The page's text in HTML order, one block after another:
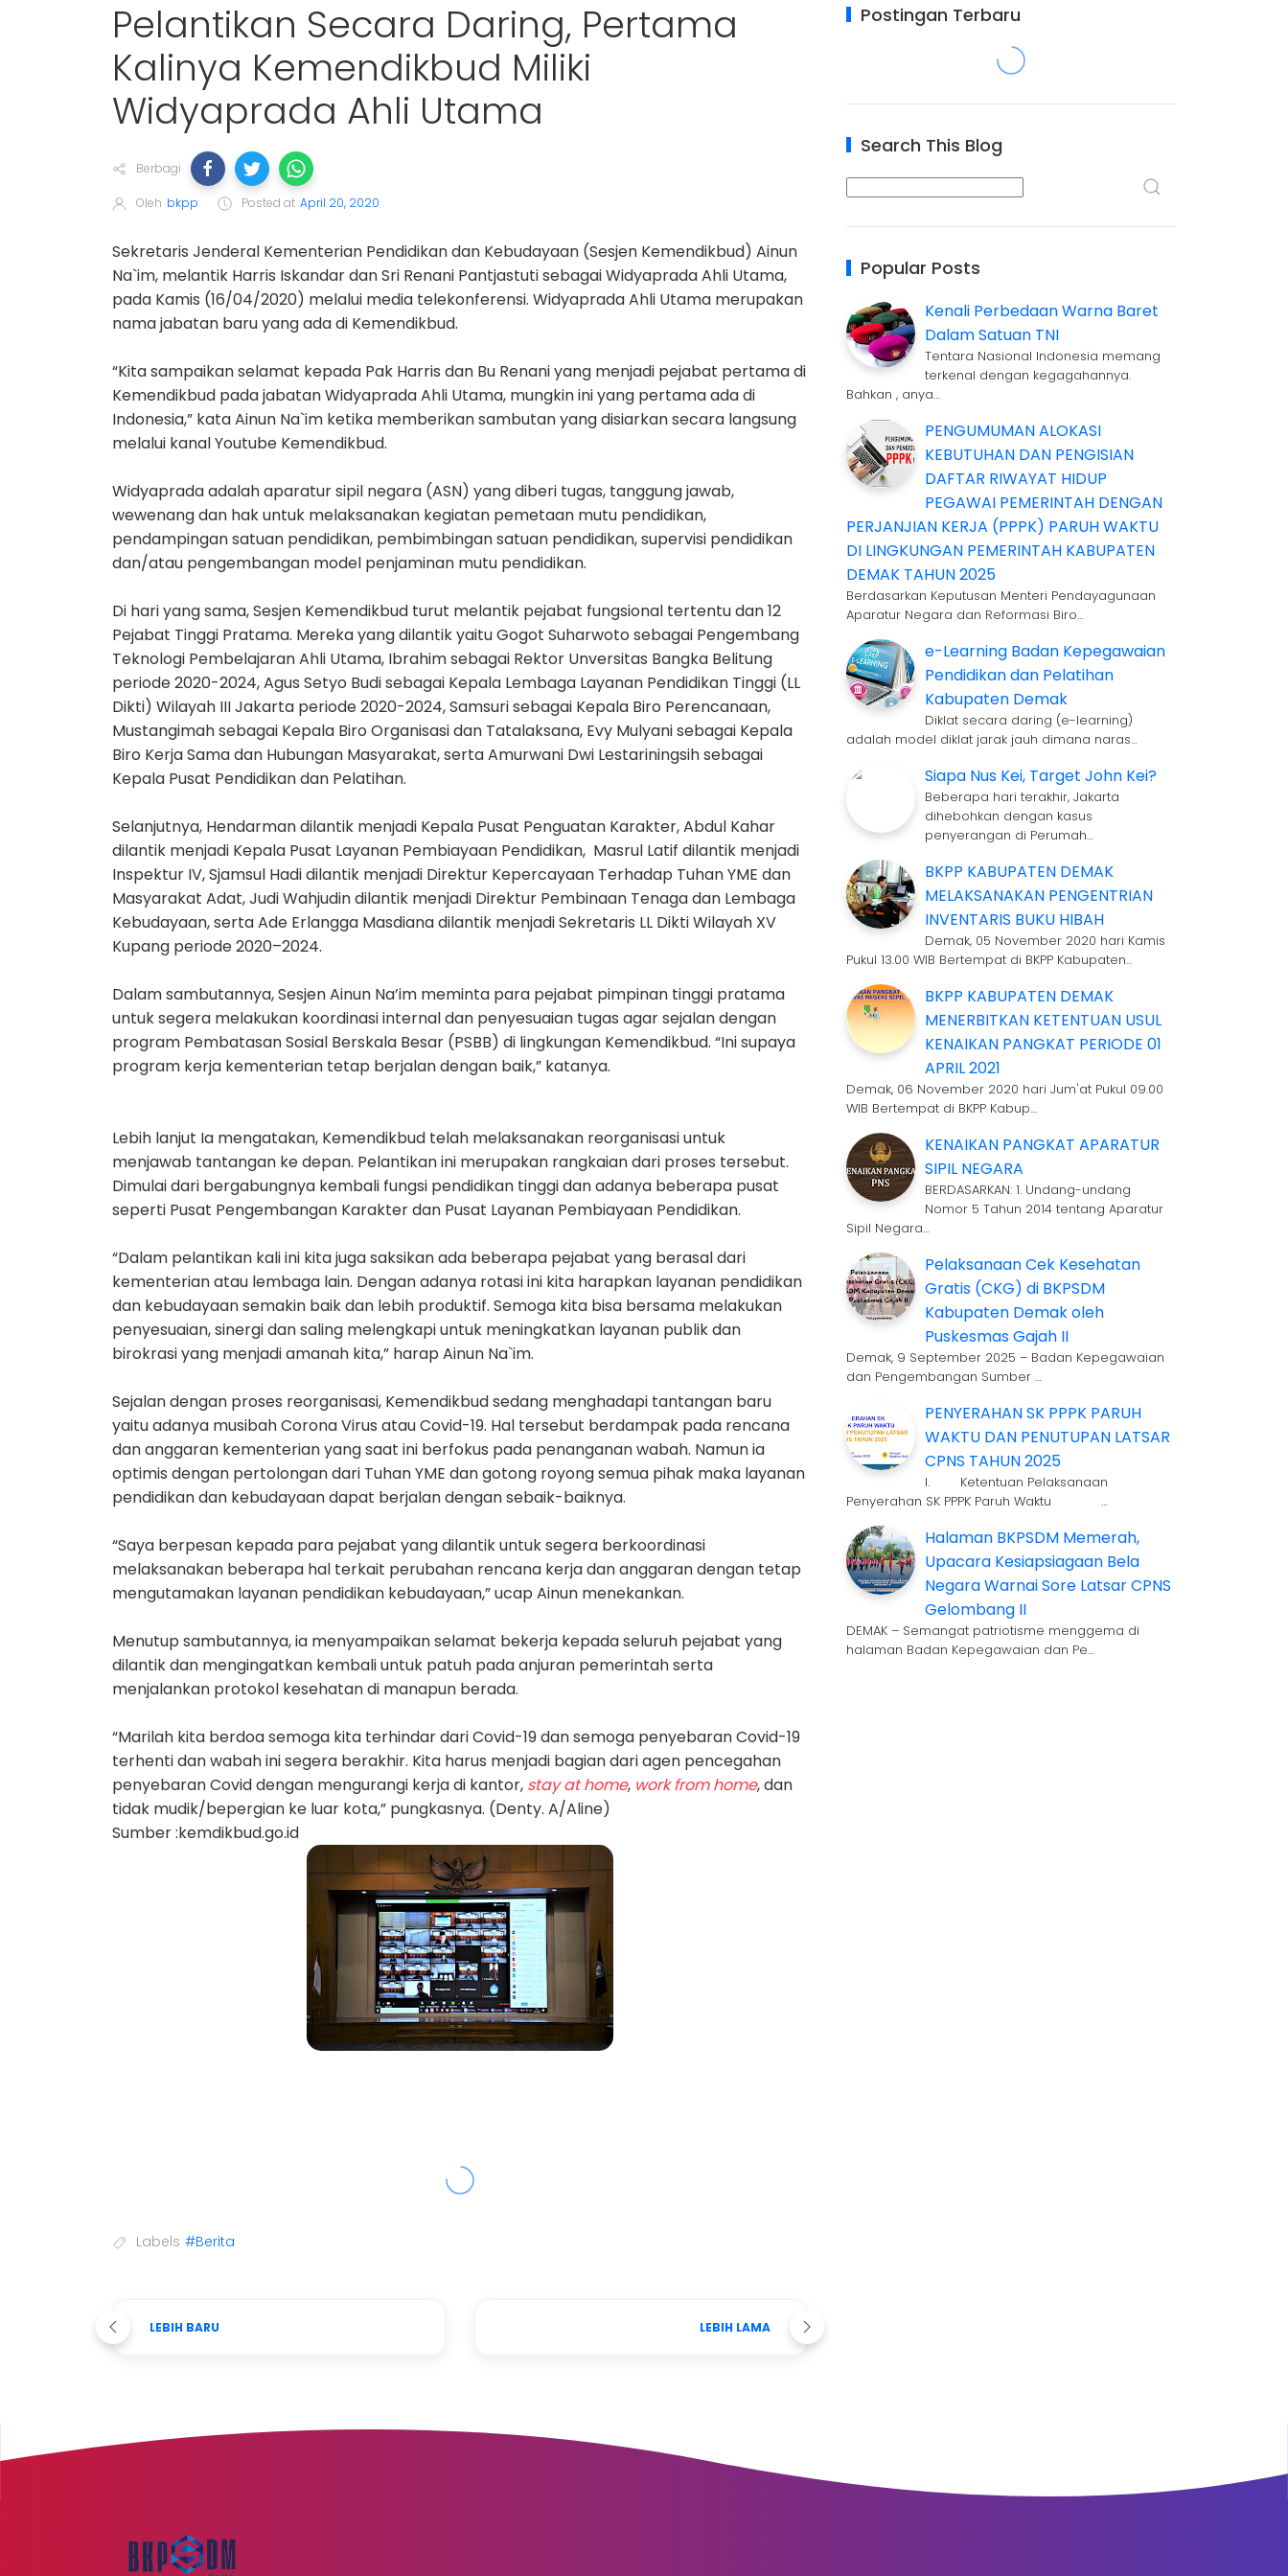
Pelantikan Secara Daring, Pertama
Kalinya Kemendikbud Miliki
Widyaprada Ahli Utama
Berbagi
Oleh bkpp Posted at April 20, 2020
Sekretaris Jenderal Kementerian Pendidikan dan Kebudayaan (Sesjen Kemendikbud) Ainun
Na`im, melantik Harris Iskandar dan Sri Renani Pantjastuti sebagai Widyaprada Ahli Utama,
pada Kamis (16/04/2020) melalui media telekonferensi. Widyaprada Ahli Utama merupakan
nama jabatan baru yang ada di Kemendikbud.
“Kita sampaikan selamat kepada Pak Harris dan Bu Renani yang menjadi pejabat pertama di
Kemendikbud pada jabatan Widyaprada Ahli Utama, mungkin ini yang pertama ada di
Indonesia,” kata Ainun Na`im ketika memberikan sambutan yang disiarkan secara langsung
melalui kanal Youtube Kemendikbud.
Widyaprada adalah aparatur sipil negara (ASN) yang diberi tugas, tanggung jawab,
wewenang dan hak untuk melaksanakan kegiatan pemetaan mutu pendidikan,
pendampingan satuan pendidikan, pembimbingan satuan pendidikan, supervisi pendidikan
dan/atau pengembangan model penjaminan mutu pendidikan.
Di hari yang sama, Sesjen Kemendikbud turut melantik pejabat fungsional tertentu dan 12
Pejabat Tinggi Pratama. Mereka yang dilantik yaitu Gogot Suharwoto sebagai Pengembang
Teknologi Pembelajaran Ahli Utama, Ibrahim sebagai Rektor Unversitas Bangka Belitung
periode 2020-2024, Agus Setyo Budi sebagai Kepala Lembaga Layanan Pendidikan Tinggi (LL
Dikti) Wilayah III Jakarta periode 2020-2024, Samsuri sebagai Kepala Biro Perencanaan,
Mustangimah sebagai Kepala Biro Organisasi dan Tatalaksana, Evy Mulyani sebagai Kepala
Biro Kerja Sama dan Hubungan Masyarakat, serta Amurwani Dwi Lestariningsih sebagai
Kepala Pusat Pendidikan dan Pelatihan.
Selanjutnya, Hendarman dilantik menjadi Kepala Pusat Penguatan Karakter, Abdul Kahar
dilantik menjadi Kepala Pusat Layanan Pembiayaan Pendidikan, Masrul Latif dilantik menjadi
Inspektur IV, Sjamsul Hadi dilantik menjadi Direktur Kepercayaan Terhadap Tuhan YME dan
Masyarakat Adat, Judi Wahjudin dilantik menjadi Direktur Pembinaan Tenaga dan Lembaga
Kebudayaan, serta Ade Erlangga Masdiana dilantik menjadi Sekretaris LL Dikti Wilayah XV
Kupang periode 2020–2024.
Dalam sambutannya, Sesjen Ainun Na’im meminta para pejabat pimpinan tinggi pratama
untuk segera melakukan koordinasi internal dan penyesuaian tugas agar sejalan dengan
program Pembatasan Sosial Berskala Besar (PSBB) di lingkungan Kemendikbud. “Ini supaya
program kerja kementerian tetap berjalan dengan baik,” katanya.
Lebih lanjut Ia mengatakan, Kemendikbud telah melaksanakan reorganisasi untuk
menjawab tantangan ke depan. Pelantikan ini merupakan rangkaian dari proses tersebut.
Dimulai dari bergabungnya kembali fungsi pendidikan tinggi dan adanya beberapa pusat
seperti Pusat Pengembangan Karakter dan Pusat Layanan Pembiayaan Pendidikan.
“Dalam pelantikan kali ini kita juga saksikan ada beberapa pejabat yang berasal dari
kementerian atau lembaga lain. Dengan adanya rotasi ini kita harapkan layanan pendidikan
dan kebudayaan semakin baik dan lebih produktif. Semoga kita bisa bersama melakukan
penyesuaian, sinergi dan saling melengkapi untuk meningkatkan layanan publik dan
birokrasi yang menjadi amanah kita,” harap Ainun Na`im.
Sejalan dengan proses reorganisasi, Kemendikbud sedang menghadapi tantangan baru
yaitu adanya musibah Corona Virus atau Covid-19. Hal tersebut berdampak pada rencana
dan anggaran kementerian yang saat ini berfokus pada penanganan wabah. Namun ia
optimis dengan pertolongan dari Tuhan YME dan gotong royong semua pihak maka layanan
pendidikan dan kebudayaan dapat berjalan dengan sebaik-baiknya.
“Saya berpesan kepada para pejabat yang dilantik untuk segera berkoordinasi
melaksanakan beberapa hal terkait perubahan rencana kerja dan anggaran dengan tetap
mengutamakan layanan pendidikan kebudayaan,” ucap Ainun menekankan.
Menutup sambutannya, ia menyampaikan selamat bekerja kepada seluruh pejabat yang
dilantik dan mengingatkan kembali untuk patuh pada anjuran pemerintah serta
menjalankan protokol kesehatan di manapun berada.
“Marilah kita berdoa semoga kita terhindar dari Covid-19 dan semoga penyebaran Covid-19
terhenti dan wabah ini segera berakhir. Kita harus menjadi bagian dari agen pencegahan
penyebaran Covid dengan mengurangi kerja di kantor, stay at home, work from home, dan
tidak mudik/bepergian ke luar kota,” pungkasnya. (Denty. A/Aline)
Sumber :kemdikbud.go.id
Labels #Berita
LEBIH BARU LEBIH LAMA
Postingan Terbaru
Search This Blog
Popular Posts
Kenali Perbedaan Warna Baret
Dalam Satuan TNI
Tentara Nasional Indonesia memang
terkenal dengan kegagahannya.
Bahkan , anya…
PENGUMUMAN ALOKASI
KEBUTUHAN DAN PENGISIAN
DAFTAR RIWAYAT HIDUP
PEGAWAI PEMERINTAH DENGAN
PERJANJIAN KERJA (PPPK) PARUH WAKTU
DI LINGKUNGAN PEMERINTAH KABUPATEN
DEMAK TAHUN 2025
Berdasarkan Keputusan Menteri Pendayagunaan
Aparatur Negara dan Reformasi Biro…
e-Learning Badan Kepegawaian
Pendidikan dan Pelatihan
Kabupaten Demak
Diklat secara daring (e-learning)
adalah model diklat jarak jauh dimana naras…
Siapa Nus Kei, Target John Kei?
Beberapa hari terakhir, Jakarta
dihebohkan dengan kasus
penyerangan di Perumah…
BKPP KABUPATEN DEMAK
MELAKSANAKAN PENGENTRIAN
INVENTARIS BUKU HIBAH
Demak, 05 November 2020 hari Kamis
Pukul 13.00 WIB Bertempat di BKPP Kabupaten…
BKPP KABUPATEN DEMAK
MENERBITKAN KETENTUAN USUL
KENAIKAN PANGKAT PERIODE 01
APRIL 2021
Demak, 06 November 2020 hari Jum'at Pukul 09.00
WIB Bertempat di BKPP Kabup…
KENAIKAN PANGKAT APARATUR
SIPIL NEGARA
BERDASARKAN: 1. Undang-undang
Nomor 5 Tahun 2014 tentang Aparatur
Sipil Negara…
Pelaksanaan Cek Kesehatan
Gratis (CKG) di BKPSDM
Kabupaten Demak oleh
Puskesmas Gajah II
Demak, 9 September 2025 – Badan Kepegawaian
dan Pengembangan Sumber …
PENYERAHAN SK PPPK PARUH
WAKTU DAN PENUTUPAN LATSAR
CPNS TAHUN 2025
I. Ketentuan Pelaksanaan
Penyerahan SK PPPK Paruh Waktu …
Halaman BKPSDM Memerah,
Upacara Kesiapsiagaan Bela
Negara Warnai Sore Latsar CPNS
Gelombang II
DEMAK – Semangat patriotisme menggema di
halaman Badan Kepegawaian dan Pe…